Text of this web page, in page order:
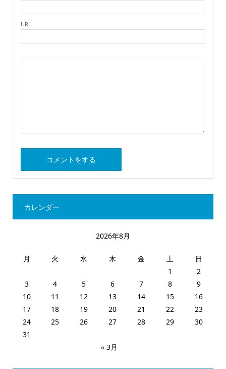
URL
カレンダー
2026年8月
月 火 水 木 金 土
日
1
2
3
4 5 6 7 8
9
10
11 12 13 14 15
16
17
18 19 20 21 22
23
24
25 26 27 28 29
30
31
« 3月